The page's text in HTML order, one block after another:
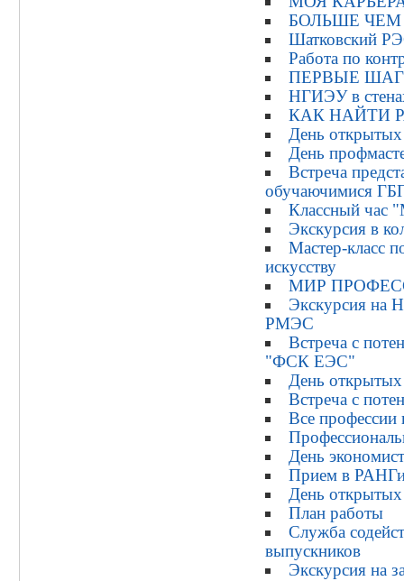
БОЛЬШЕ ЧЕМ
Шатковский
Работа по
ПЕРВЫЕ
НГИЭУ в
КАК НАЙТИ
День
День
Встреча
обучаючимися
Классный час
Экскурсия в
Мастер-класс
искусству
МИР
Экскурсия
РМЭС
Встреча с
"ФСК ЕЭС"
День
Встреча с
Все
День
Прием в
День
План работы
Служба
выпускников
Экскурсия на